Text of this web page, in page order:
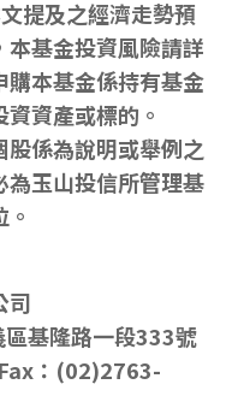
提及之經濟走勢預
基金投資風險請詳
購本基金係持有基金
資產或標的。
係為說明或舉例之
為玉山投信所管理基
司
基隆路一段333號
：(02)2763-